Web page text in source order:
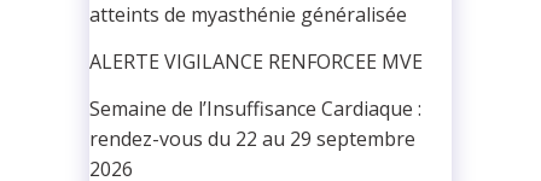
atteints de myasthénie généralisée
ALERTE VIGILANCE RENFORCEE MVE
Semaine de l’Insuffisance Cardiaque :
rendez-vous du 22 au 29 septembre
2026